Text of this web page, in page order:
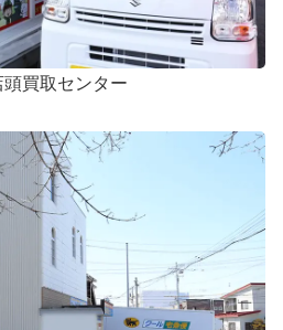
J1408 未使用
（2026/05/31
36,000円
2026/05/02
トーン LD-S 9025
ーン LD-S 9028 ＃8
（2026/05/31
13,500円
2026/05/02
トーン 7063 ＃3
（2026/05/31
オン リミテッド 7.9L
（2026/05/31
48,000円
2026/05/02
買取センター